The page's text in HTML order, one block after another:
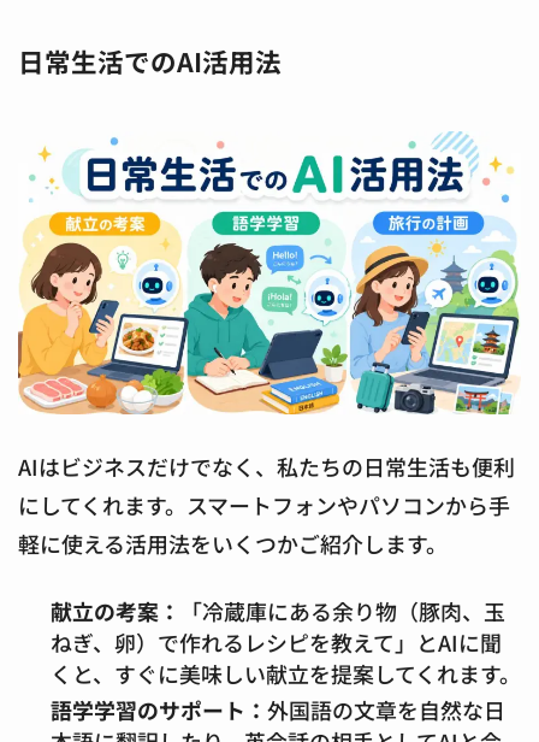
日常生活でのAI活用法
AIはビジネスだけでなく、私たちの日常生活も便利
にしてくれます。スマートフォンやパソコンから手
軽に使える活用法をいくつかご紹介します。
献立の考案：
「冷蔵庫にある余り物（豚肉、玉
ねぎ、卵）で作れるレシピを教えて」とAIに聞
くと、すぐに美味しい献立を提案してくれます。
語学学習のサポート： 外国語の文章を自然な日